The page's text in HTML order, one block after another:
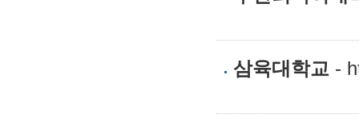
삼육대학교 -